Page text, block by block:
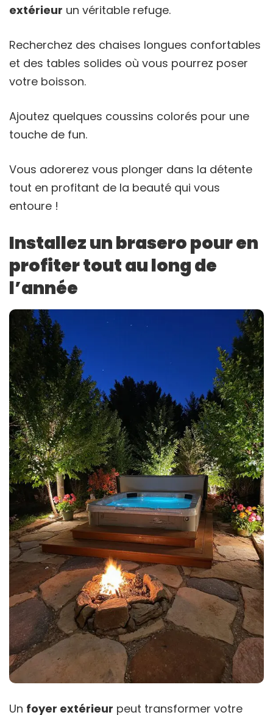
extérieur un véritable refuge.
Recherchez des chaises longues confortables
et des tables solides où vous pourrez poser
votre boisson.
Ajoutez quelques coussins colorés pour une
touche de fun.
Vous adorerez vous plonger dans la détente
tout en profitant de la beauté qui vous
entoure !
Installez un brasero pour en
profiter tout au long de
l’année
Un foyer extérieur peut transformer votre